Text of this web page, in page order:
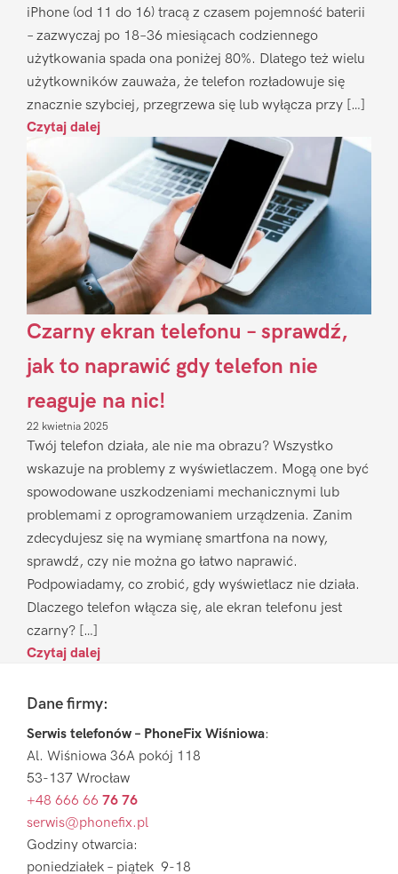
iPhone (od 11 do 16) tracą z czasem pojemność baterii
– zazwyczaj po 18–36 miesiącach codziennego
użytkowania spada ona poniżej 80%. Dlatego też wielu
użytkowników zauważa, że telefon rozładowuje się
znacznie szybciej, przegrzewa się lub wyłącza przy […]
Czytaj dalej
Czarny ekran telefonu – sprawdź,
jak to naprawić gdy telefon nie
reaguje na nic!
22 kwietnia 2025
Twój telefon działa, ale nie ma obrazu? Wszystko
wskazuje na problemy z wyświetlaczem. Mogą one być
spowodowane uszkodzeniami mechanicznymi lub
problemami z oprogramowaniem urządzenia. Zanim
zdecydujesz się na wymianę smartfona na nowy,
sprawdź, czy nie można go łatwo naprawić.
Podpowiadamy, co zrobić, gdy wyświetlacz nie działa.
Dlaczego telefon włącza się, ale ekran telefonu jest
czarny? […]
Czytaj dalej
FooterDane firmy:
Serwis telefonów – PhoneFix Wiśniowa:
Al. Wiśniowa 36A pokój 118
53-137 Wrocław
+48 666 66 76 76
serwis@phonefix.pl
Godziny otwarcia:
poniedziałek – piątek 9-18